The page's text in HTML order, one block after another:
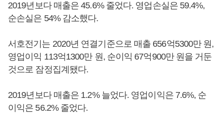
2019년보다 매출은 45.6% 줄었다. 영업손실은 59.4%,
순손실은 54% 감소했다.
서호전기는 2020년 연결기준으로 매출 656억5300만 원,
영업이익 113억1300만 원, 순이익 67억900만 원을 거둔
것으로 잠정집계됐다.
2019년보다 매출은 1.2% 늘었다. 영업이익은 7.6%, 순
이익은 56.2% 줄었다.